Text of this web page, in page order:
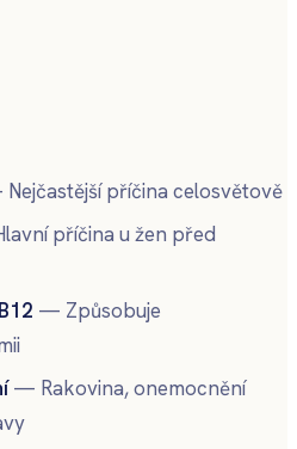
příčina celosvětově
příčina u žen před
— Způsobuje
— Rakovina, onemocnění